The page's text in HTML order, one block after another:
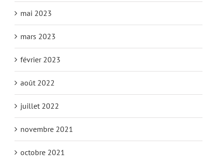
mai 2023
mars 2023
février 2023
août 2022
juillet 2022
novembre 2021
octobre 2021